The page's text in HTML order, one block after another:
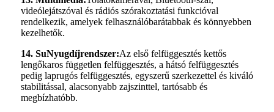
videólejátszóval és rádiós szórakoztatási funkcióval
rendelkezik, amelyek felhasználóbarátabbak és könnyebben
kezelhetők.
14. SuNyugdíjrendszer:Az első felfüggesztés kettős
lengőkaros független felfüggesztés, a hátsó felfüggesztés
pedig laprugós felfüggesztés, egyszerű szerkezettel és kiváló
stabilitással, alacsonyabb zajszinttel, tartósabb és
megbízhatóbb.